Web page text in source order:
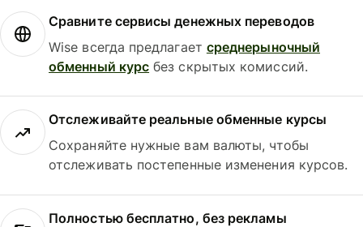
Сравните сервисы денежных переводов
Wise всегда предлагает среднерыночный
обменный курс без скрытых комиссий.
Отслеживайте реальные обменные курсы
Сохраняйте нужные вам валюты, чтобы
отслеживать постепенные изменения курсов.
Полностью бесплатно, без рекламы